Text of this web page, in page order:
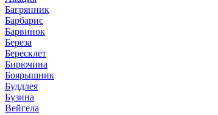
Багрянник
Барбарис
Барвинок
Береза
Бересклет
Бирючина
Боярышник
Буддлея
Бузина
Вейгела